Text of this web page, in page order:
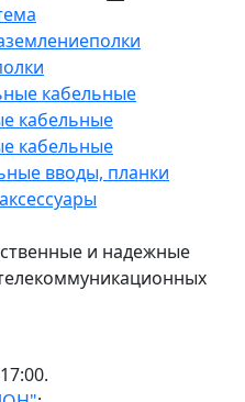
полки
кабельные
кабельные
кабельные
вводы, планки
и надежные